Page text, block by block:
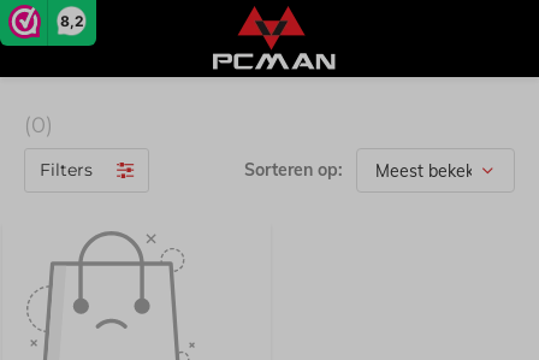
8,2
(0)
Filters Sorteren op: